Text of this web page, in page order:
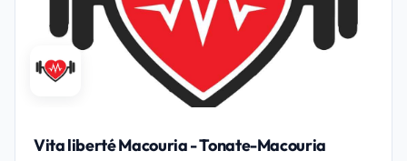
Vita liberté Macouria - Tonate-Macouria